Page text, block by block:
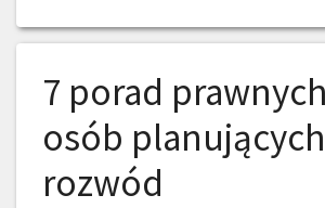
7 porad
osób planujących
rozwód